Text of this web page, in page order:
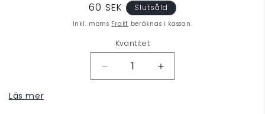
Ordinarie
pris
60 SEK Slutsåld
Inkl. moms Frakt beräknas i kassan.
Kvantitet
Minska
kvantitet
Öka
kvantitet
Läs mer